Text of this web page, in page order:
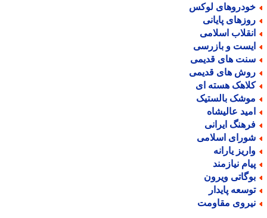
لوکس
پایانی
اسلامی
و بازرسی
های قدیمی
های قدیمی
هسته ای
بالستیک
عالیشاه
ایرانی
اسلامی
یارانه
نیازمند
ویرون
پایدار
مقاومت